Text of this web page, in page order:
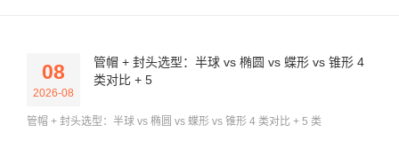
08
2026-08
管帽 + 封头选型：半球 vs 椭圆 vs 蝶形 vs 锥形 4
类对比 + 5
管帽 + 封头选型：半球 vs 椭圆 vs 蝶形 vs 锥形 4 类对比 + 5 类